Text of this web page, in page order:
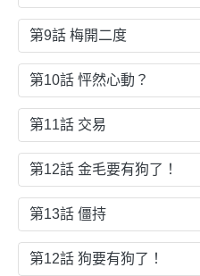
第9話 梅開二度
第10話 怦然心動？
第11話 交易
第12話 金毛要有狗了！
第13話 僵持
第12話 狗要有狗了！